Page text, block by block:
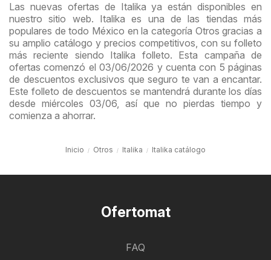
Las nuevas ofertas de Italika ya están disponibles en
nuestro sitio web. Italika es una de las tiendas más
populares de todo México en la categoría Otros gracias a
su amplio catálogo y precios competitivos, con su folleto
más reciente siendo Italika folleto. Esta campaña de
ofertas comenzó el 03/06/2026 y cuenta con 5 páginas
de descuentos exclusivos que seguro te van a encantar.
Este folleto de descuentos se mantendrá durante los días
desde miércoles 03/06, así que no pierdas tiempo y
comienza a ahorrar.
Inicio Otros Italika Italika catálogo
Ofertomat
FAQ